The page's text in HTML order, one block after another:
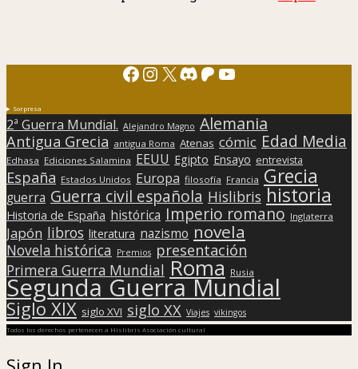
Facebook
Instagram
X Discord
Patreon
YouTube
Sorpresa
2ª Guerra Mundial. Alejandro Magno Alemania
Antigua Grecia antigua Roma Atenas cómic Edad Media
Edhasa Ediciones Salamina EEUU Egipto Ensayo entrevista
España Estados Unidos Europa filosofía Francia Grecia
guerra Guerra civil española Hislibris historia
Historia de España histórica Imperio romano Inglaterra
Japón libros literatura nazismo novela
Novela histórica Premios presentación
Primera Guerra Mundial Roma Rusia
Segunda Guerra Mundial
Siglo XIX siglo XVI siglo XX Viajes vikingos
Todos los derechos pertenecen a Hislibris Asociación cultural